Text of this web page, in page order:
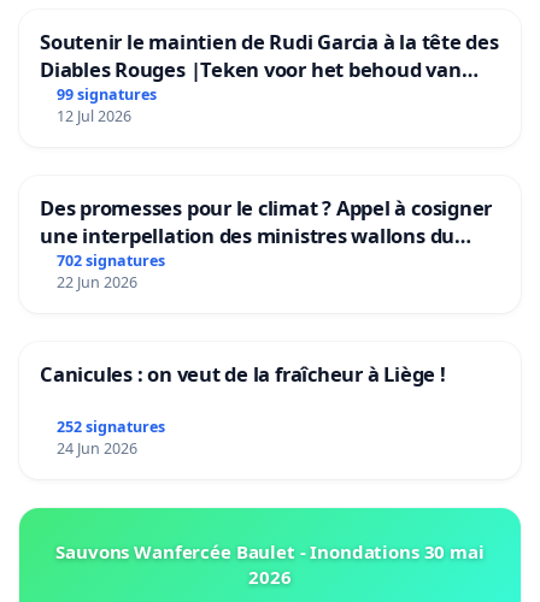
Soutenir le maintien de Rudi Garcia à la tête des
Diables Rouges |Teken voor het behoud van
Rudi Garcia als bondscoach
99 signatures
12 Jul 2026
Des promesses pour le climat ? Appel à cosigner
une interpellation des ministres wallons du
climat et de l’environnement.
702 signatures
22 Jun 2026
Canicules : on veut de la fraîcheur à Liège !
252 signatures
24 Jun 2026
Sauvons Wanfercée Baulet - Inondations 30 mai
2026